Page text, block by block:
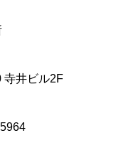
寺井ビル2F